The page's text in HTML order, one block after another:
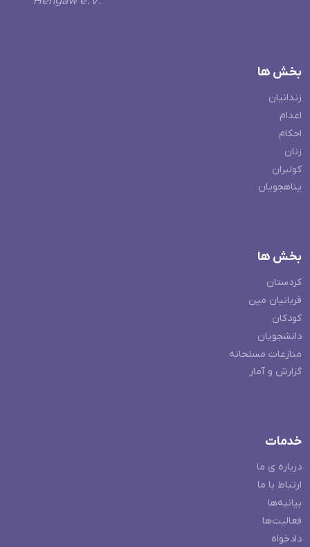
بخش ها
زندانیان
اعدام
احکام
زنان
کولبران
پناهجویان
بخش ها
کردستان
قربانیان مین
کودکان
دانشجویان
منازعات مسلحانه
گزارش و آمار
خدمات
درباره ی ما
ارتباط با ما
بیانیه‌ها
فعالیت‌ها
دادخواه